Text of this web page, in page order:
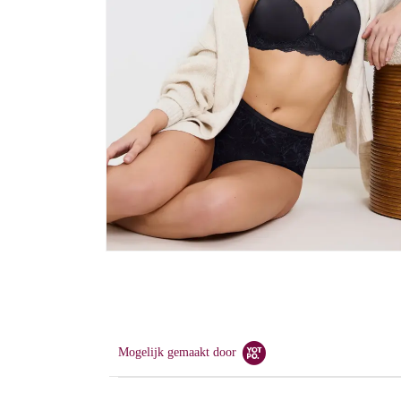
Mogelijk gemaakt door